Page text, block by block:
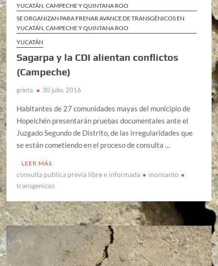
YUCATÁN, CAMPECHE Y QUINTANA ROO
SE ORGANIZAN PARA FRENAR AVANCE DE TRANSGÉNICOS EN
YUCATÁN, CAMPECHE Y QUINTANA ROO
YUCATÁN
Sagarpa y la CDI alientan conflictos
(Campeche)
grieta 30 julio, 2016
Habitantes de 27 comunidades mayas del municipio de
Hopelchén presentarán pruebas documentales ante el
Juzgado Segundo de Distrito, de las irregularidades que
se están cometiendo en el proceso de consulta …
LEER MÁS
consulta publica previa libre e informada
monsanto
transgenicos